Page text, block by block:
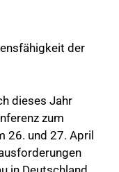
der
dieses Jahr
zum
26. und 27. April